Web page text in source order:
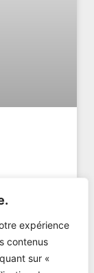
expérience
contenus
sur «